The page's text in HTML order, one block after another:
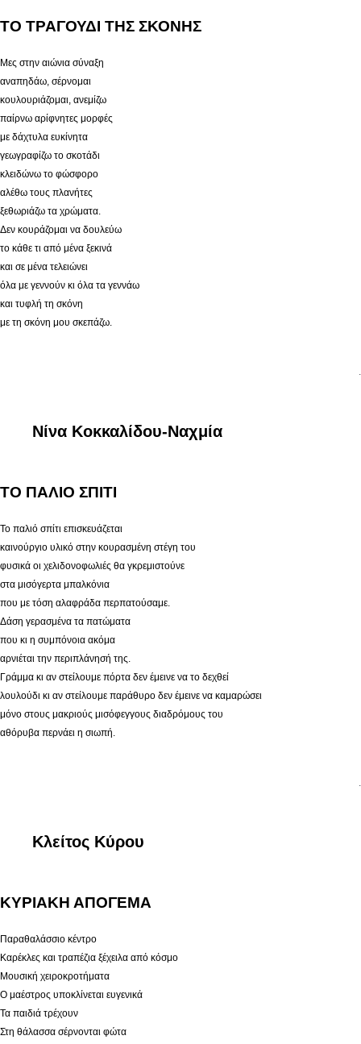
ΤΟ ΤΡΑΓΟΥΔΙ ΤΗΣ ΣΚΟΝΗΣ
Μες στην αιώνια σύναξη
αναπηδάω, σέρνομαι
κουλουριάζομαι, ανεμίζω
παίρνω αρίφνητες μορφές
με δάχτυλα ευκίνητα
γεωγραφίζω το σκοτάδι
κλειδώνω το φώσφορο
αλέθω τους πλανήτες
ξεθωριάζω τα χρώματα.
Δεν κουράζομαι να δουλεύω
το κάθε τι από μένα ξεκινά
και σε μένα τελειώνει
όλα με γεννούν κι όλα τα γεννάω
και τυφλή τη σκόνη
με τη σκόνη μου σκεπάζω.
.
Νίνα Κοκκαλίδου-Ναχμία
ΤΟ ΠΑΛΙΟ ΣΠΙΤΙ
Το παλιό σπίτι επισκευάζεται
καινούργιο υλικό στην κουρασμένη στέγη του
φυσικά οι χελιδονοφωλιές θα γκρεμιστούνε
στα μισόγερτα μπαλκόνια
που με τόση αλαφράδα περπατούσαμε.
Δάση γερασμένα τα πατώματα
που κι η συμπόνοια ακόμα
αρνιέται την περιπλάνησή της.
Γράμμα κι αν στείλουμε πόρτα δεν έμεινε να το δεχθεί
λουλούδι κι αν στείλουμε παράθυρο δεν έμεινε να καμαρώσει
μόνο στους μακριούς μισόφεγγους διαδρόμους του
αθόρυβα περνάει η σιωπή.
Κλείτος Κύρου
ΚΥΡΙΑΚΗ ΑΠΟΓΕΜΑ
Παραθαλάσσιο κέντρο
Καρέκλες και τραπέζια ξέχειλα από κόσμο
Μουσική χειροκροτήματα
Ο μαέστρος υποκλίνεται ευγενικά
Τα παιδιά τρέχουν
Στη θάλασσα σέρνονται φώτα